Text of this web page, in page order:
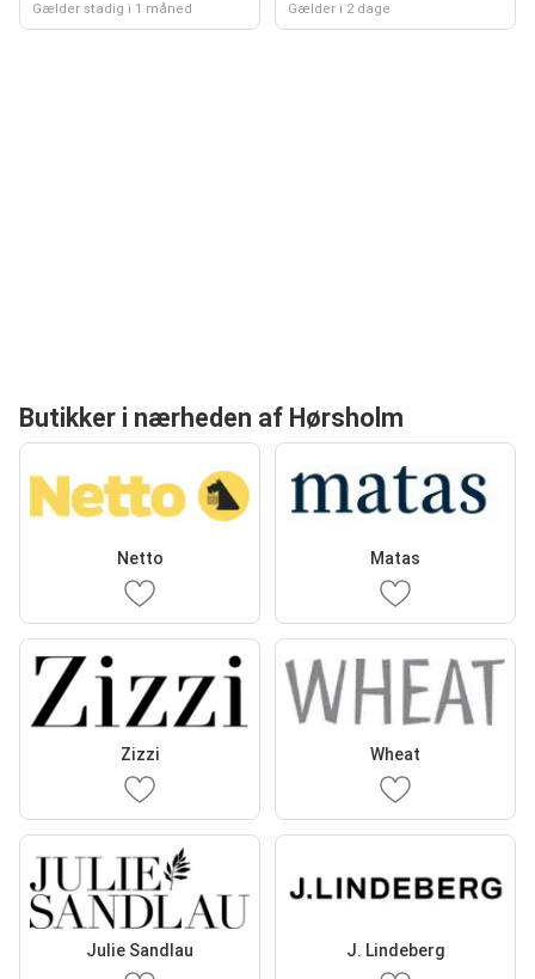
Gælder stadig i 1 måned Gælder i 2 dage
Butikker i nærheden af Hørsholm
Netto Matas
Zizzi Wheat
Julie Sandlau J. Lindeberg